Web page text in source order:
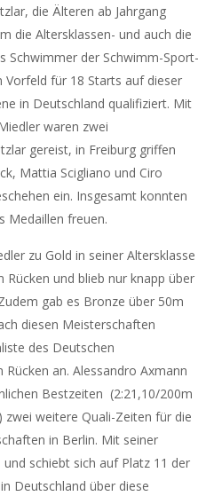
die Älteren ab Jahrgang
die Altersklassen- und auch die
Schwimmer der Schwimm-Sport-
Vorfeld für 18 Starts auf dieser
in Deutschland qualifiziert. Mit
waren zwei
gereist, in Freiburg griffen
Mattia Scigliano und Ciro
ein. Insgesamt konnten
Medaillen freuen.
zu Gold in seiner Altersklasse
und blieb nur knapp über
gab es Bronze über 50m
diesen Meisterschaften
des Deutschen
an. Alessandro Axmann
Bestzeiten (2:21,10/200m
zwei weitere Quali-Zeiten für die
in Berlin. Mit seiner
schiebt sich auf Platz 11 der
Deutschland über diese